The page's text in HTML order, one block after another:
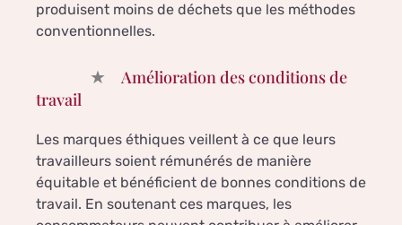
produisent moins de déchets que les méthodes
conventionnelles.
Amélioration des conditions de
travail
Les marques éthiques veillent à ce que leurs
travailleurs soient rémunérés de manière
équitable et bénéficient de bonnes conditions de
travail. En soutenant ces marques, les